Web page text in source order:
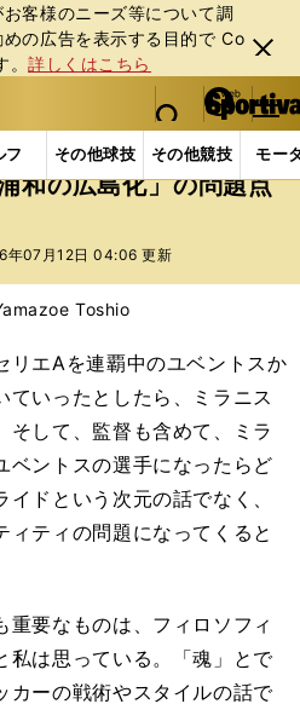
客様のニーズ等について調
の広告を表⽰する⽬的で Co
。詳しくはこちら
閉じ
る
web Sportiva (webスポルティーバ)
検索
マイペ
ー
ジ
メニュ
フ その他球技 その他競技 モー
Jリーグ他 福田正博 福田正
和の広島化」の問題点
年07月12日 04:06 更新
Toshio
エAを連覇中のユベントスか
ていったとしたら、ミラニス
そして、監督も含めて、ミラ
ベントスの選手になったらど
ドという次元の話でなく、
ィティの問題になってくると
要なものは、フィロソフィ
私は思っている。「魂」とで
カーの戦術やスタイルの話で